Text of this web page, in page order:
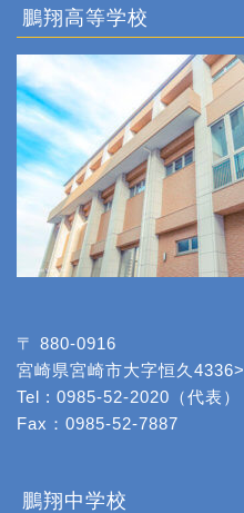
鵬翔高等学校
〒 880-0916
宮崎県宮崎市大字恒久4336>
Tel : 0985-52-2020（代表）
Fax：0985-52-7887
鵬翔中学校